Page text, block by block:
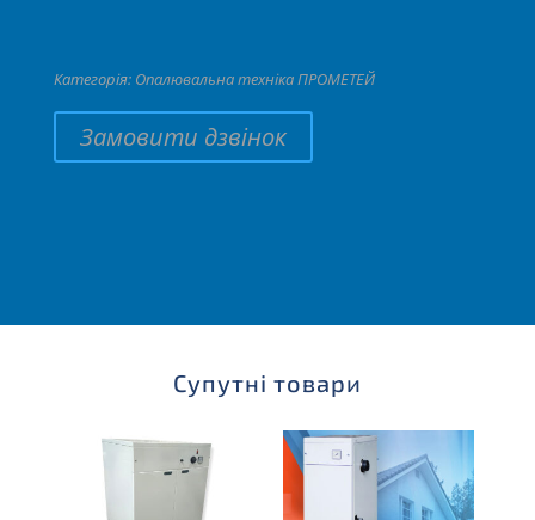
Категорія: Опалювальна техніка ПРОМЕТЕЙ
Замовити дзвінок
Супутні товари